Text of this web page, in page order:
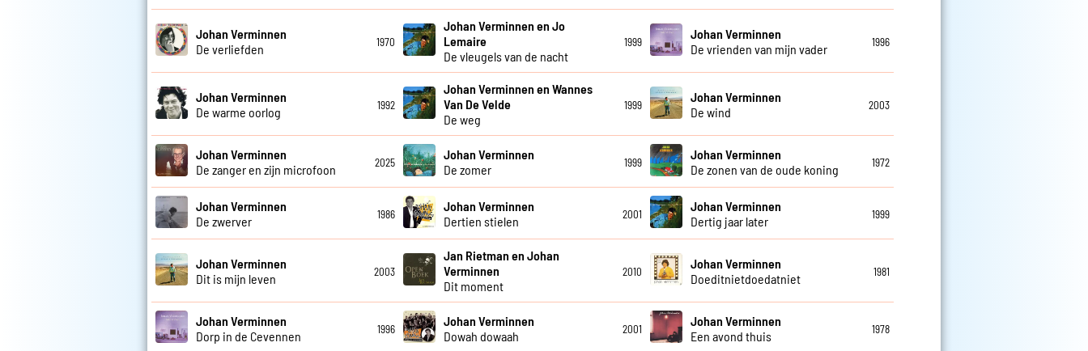
Johan Verminnen
De verliefden
1970
Johan Verminnen en Jo
Lemaire
De vleugels van de nacht
1999
Johan Verminnen
De vrienden van mijn vader
1996
Johan Verminnen
De warme oorlog
1992
Johan Verminnen en Wannes
Van De Velde
De weg
1999
Johan Verminnen
De wind
2003
Johan Verminnen
De zanger en zijn microfoon
2025
Johan Verminnen
De zomer
1999
Johan Verminnen
De zonen van de oude koning
1972
Johan Verminnen
De zwerver
1986
Johan Verminnen
Dertien stielen
2001
Johan Verminnen
Dertig jaar later
1999
Johan Verminnen
Dit is mijn leven
2003
Jan Rietman en Johan
Verminnen
Dit moment
2010
Johan Verminnen
Doeditnietdoedatniet
1981
Johan Verminnen
Dorp in de Cevennen
1996
Johan Verminnen
Dowah dowaah
2001
Johan Verminnen
Een avond thuis
1978